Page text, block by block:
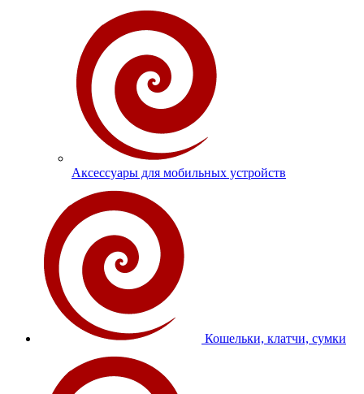
Аксессуары для мобильных устройств
Кошельки, клатчи, сумки